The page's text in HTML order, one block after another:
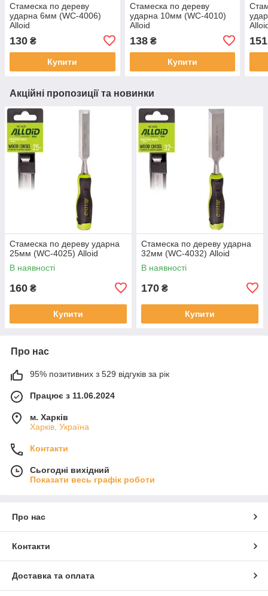
Стамеска по дереву
ударна 6мм (WC-4006)
Alloid
130 ₴
Купити
Стамеска по дереву
ударна 10мм (WC-4010)
Alloid
138₴
Купити
151
Акційні пропозиції та новинки
Стамеска по дереву ударна
25мм (WC-4025) Alloid
В наявності
160 ₴
Купити
Стамеска по дереву ударна
32мм (WC-4032) Alloid
В наявності
170 ₴
Купити
Про нас
95% позитивних з 529 відгуків за рік
Працює з 11.06.2024
м. Харків
Харків, Україна
Контакти
Сьогодні вихідний
Показати весь графік роботи
Про нас
Контакти
Доставка та оплата